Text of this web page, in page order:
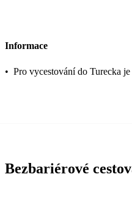
Informace
• Pro vycestování do Turecka
Bezbariérové